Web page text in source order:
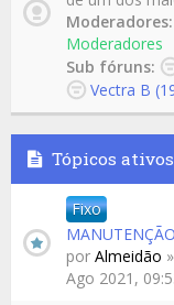
Moderadores:
Moderadores
Sub fóruns:
Vectra B
Tópicos ativos
Fixo
por Almeidão
Ago 2021,